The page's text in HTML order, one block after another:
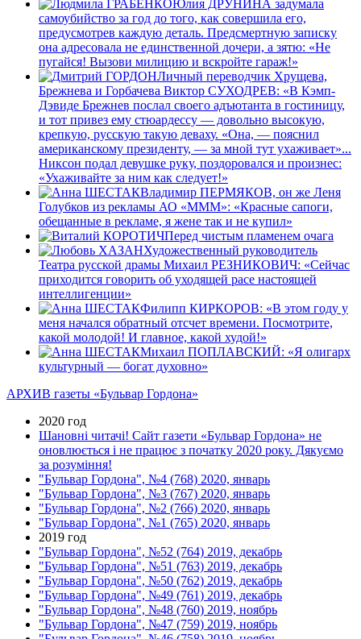
Юлия ДРУНИНА задумала
самоубийство за год до того, как совершила его,
предусмотрев каждую деталь. Предсмертную записку
она адресовала не единственной дочери, а зятю: «Не
пугайся! Вызови милицию и вскройте гараж!»
Личный переводчик Хрущева,
Брежнева и Горбачева Виктор СУХОДРЕВ: «В Кэмп-
Дэвиде Брежнев послал своего адъютанта в гостиницу,
и тот привез ему стюардессу — довольно высокую,
крепкую, русскую такую деваху. «Она, — пояснил
американскому президенту, — за мной тут ухаживает»...
Никсон подал девушке руку, поздоровался и произнес:
«Ухаживайте за ним как следует!»
Владимир ПЕРМЯКОВ, он же Леня
Голубков из рекламы АО «МММ»: «Красные сапоги,
обещанные в рекламе, я жене так и не купил»
Перед чистым пламенем очага
Художественный руководитель
Театра русской драмы Михаил РЕЗНИКОВИЧ: «Сейчас
приходится говорить об уходящей расе настоящей
интеллигенции»
Филипп КИРКОРОВ: «В этом году у
меня начался обратный отсчет времени. Посмотрите,
какой молодой! И главное, какой худой!»
Михаил ПОПЛАВСКИЙ: «Я олигарх
культурный — богат духовно»
АРХИВ газеты «Бульвар Гордона»
2020 год
Шановні читачі! Сайт газети «Бульвар Гордона» не
оновлюється і не працює з початку 2020 року. Дякуємо
за розуміння!
"Бульвар Гордона", №4 (768) 2020, январь
"Бульвар Гордона", №3 (767) 2020, январь
"Бульвар Гордона", №2 (766) 2020, январь
"Бульвар Гордона", №1 (765) 2020, январь
2019 год
"Бульвар Гордона", №52 (764) 2019, декабрь
"Бульвар Гордона", №51 (763) 2019, декабрь
"Бульвар Гордона", №50 (762) 2019, декабрь
"Бульвар Гордона", №49 (761) 2019, декабрь
"Бульвар Гордона", №48 (760) 2019, ноябрь
"Бульвар Гордона", №47 (759) 2019, ноябрь